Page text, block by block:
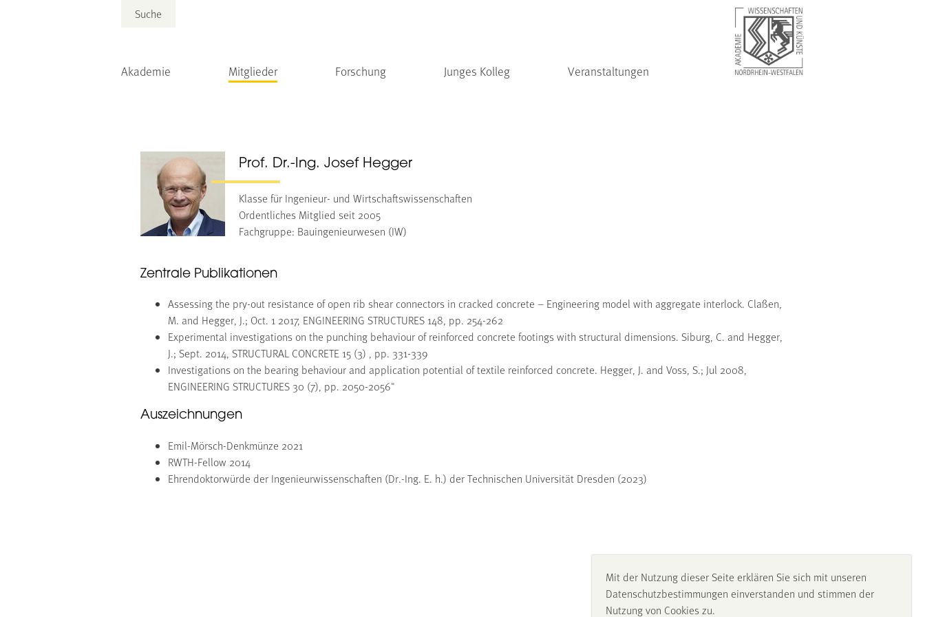
Suche
Akademie Mitglieder Forschung Junges Kolleg Veranstaltungen
Prof. Dr.-Ing. Josef Hegger
Klasse für Ingenieur- und Wirtschaftswissenschaften
Ordentliches Mitglied seit 2005
Fachgruppe: Bauingenieurwesen (IW)
Zentrale Publikationen
Assessing the pry-out resistance of open rib shear connectors in cracked concrete – Engineering model with aggregate interlock. Claßen,
M. and Hegger, J.; Oct. 1 2017, ENGINEERING STRUCTURES 148, pp. 254-262
Experimental investigations on the punching behaviour of reinforced concrete footings with structural dimensions. Siburg, C. and Hegger,
J.; Sept. 2014, STRUCTURAL CONCRETE 15 (3) , pp. 331-339
Investigations on the bearing behaviour and application potential of textile reinforced concrete. Hegger, J. and Voss, S.; Jul 2008,
ENGINEERING STRUCTURES 30 (7), pp. 2050-2056"
Auszeichnungen
Emil-Mörsch-Denkmünze 2021
RWTH-Fellow 2014
Ehrendoktorwürde der Ingenieurwissenschaften (Dr.-Ing. E. h.) der Technischen Universität Dresden (2023)
Mit der Nutzung dieser Seite erklären Sie sich mit unseren
Datenschutzbestimmungen einverstanden und stimmen der
Nutzung von Cookies zu.